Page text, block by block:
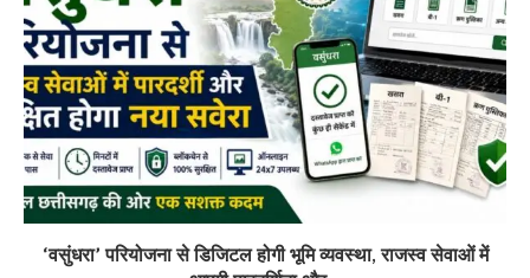
‘वसुंधरा’ परियोजना से डिजिटल होगी भूमि व्यवस्था, राजस्व सेवाओं में